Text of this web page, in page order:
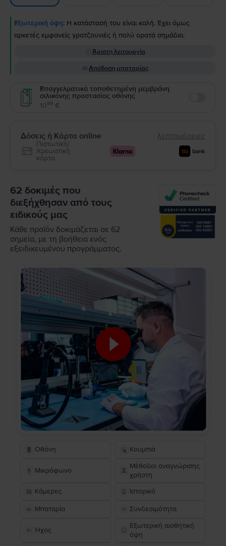
Εξωτερική όψη: Η κατάστασή του είναι καλή. Έχει όμως
αρκετές εμφανείς γρατζουνιές ή πολύ ορατά σημάδια.
Άριστη λειτουργία
Απόδοση μπαταρίας
Επαγγελματικά τοποθετημένη μεμβράνη
σιλικόνης προστασίας οθόνης
1099 €
Δόσεις ή Κάρτα online λεπτομέρειες
Πιστωτική/
Χρεωστική
κάρτα
62 δοκιμές που
διεξήχθησαν από τους
ειδικούς μας
Κάθε προϊόν δοκιμάζεται σε 62
σημεία, με τη βοήθεια ενός
εξειδικευμένου προγράμματος.
Οθόνη Κουμπιά
Μικρόφωνο
Μέθοδοι αναγνώρισης
χρήστη
Κάμερες
Ιστορικό
Μπαταρία Συνδεσιμότητα
Ήχος
Εξωτερική αισθητική
όψη